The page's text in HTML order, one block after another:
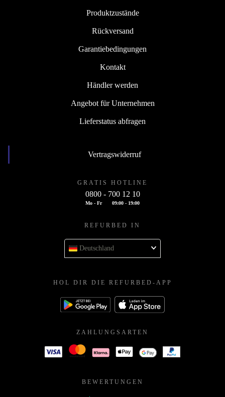
Produktzustände
Rückversand
Garantiebedingungen
Kontakt
Händler werden
Angebot für Unternehmen
Lieferstatus abfragen
Vertragswiderruf
GRATIS HOTLINE
0800 - 700 12 10
Mo - Fr 09:00 - 19:00
REFURBED IN
Deutschland
HOL DIR DIE REFURBED-APP
ZAHLUNGSARTEN
BEWERTUNGEN